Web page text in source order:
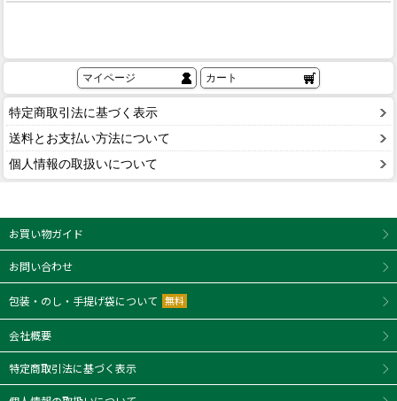
マイページ カート
特定商取引法に基づく表示
送料とお支払い方法について
個人情報の取扱いについて
お買い物ガイド
お問い合わせ
包装・のし・手提げ袋について 無料
会社概要
特定商取引法に基づく表示